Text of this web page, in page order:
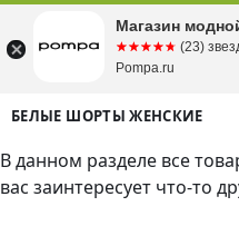
БЕЛЫЕ ШОРТЫ ЖЕНСКИЕ
В данном разделе все
вас заинтересует что-то
Магазин
☆☆☆☆☆
★★★★★ (23)
Pompa.ru